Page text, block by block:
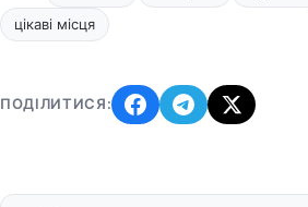
цікаві місця
ПОДІЛИТИСЯ: